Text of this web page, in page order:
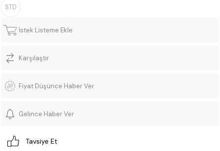
STD
İstek Listeme Ekle
Karşılaştır
Fiyat Düşünce Haber Ver
Gelince Haber Ver
Tavsiye Et